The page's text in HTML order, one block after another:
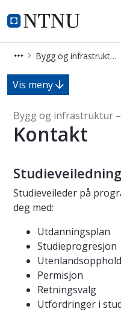
NTNU Hjemmeside
Bygg og
Bygg og infrastruktur – master (2-årig)
Kontakt - Bygg
Vis meny
Bygg og infrastruktur
Kontakt
Studieveiledning
Studieveileder på
deg med:
Utdanningsplan
Studieprogresjon
Utenlandsopphold
Permisjon
Retningsvalg
Utfordringer i